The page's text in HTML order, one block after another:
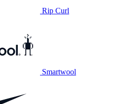
Rip Curl
Smartwool